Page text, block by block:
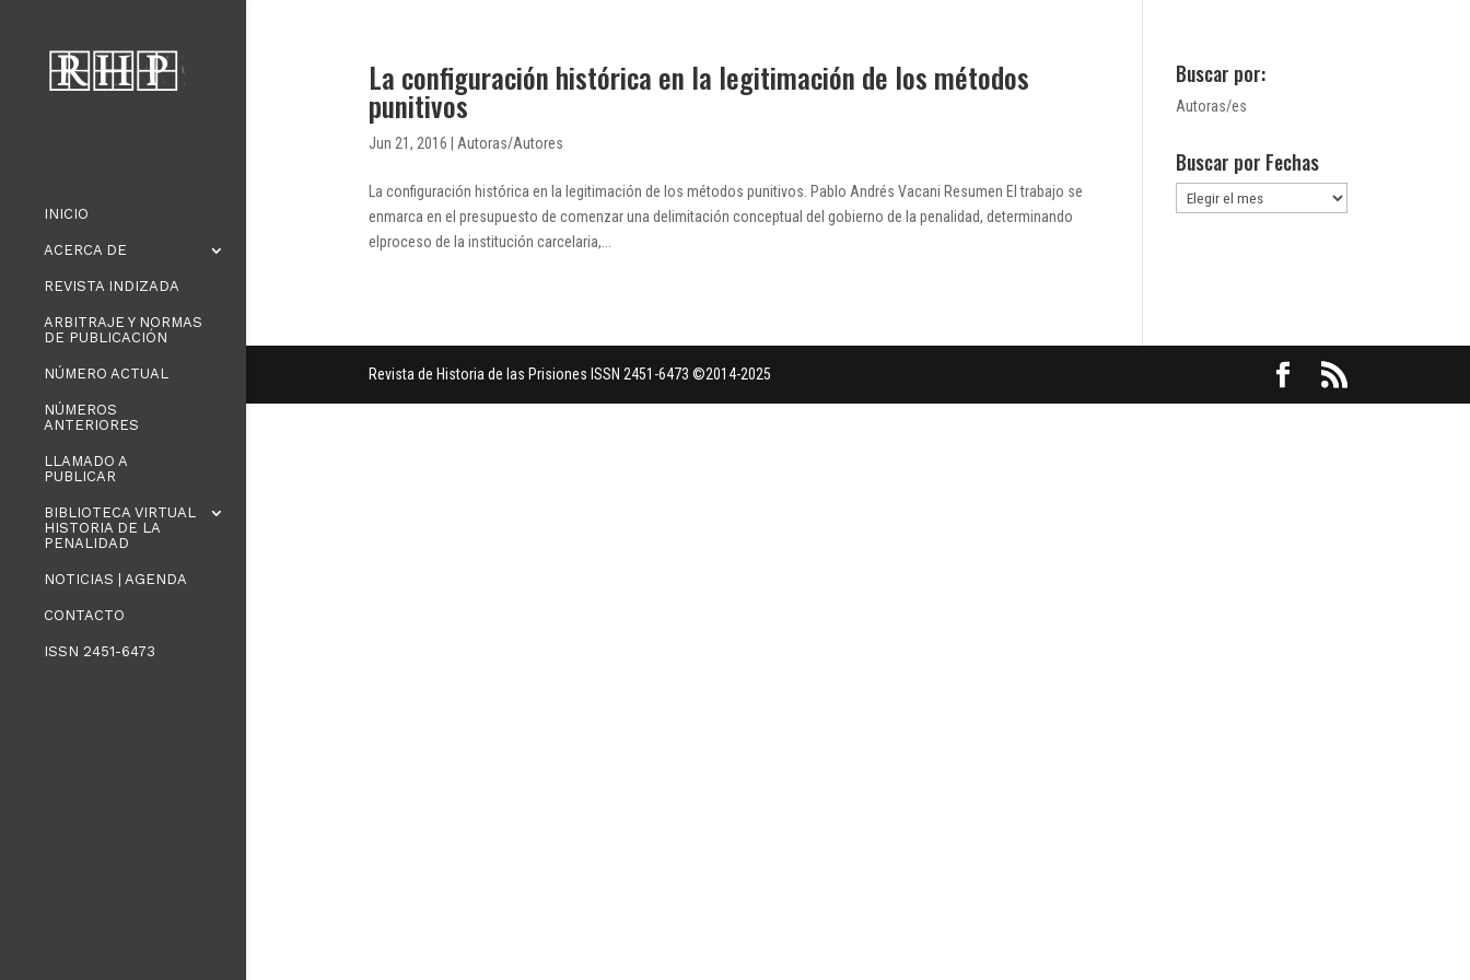
INICIO
ACERCA DE
REVISTA INDIZADA
ARBITRAJE Y NORMAS
DE PUBLICACIÓN
NÚMERO ACTUAL
NÚMEROS
ANTERIORES
LLAMADO A
PUBLICAR
BIBLIOTECA VIRTUAL
HISTORIA DE LA
PENALIDAD
NOTICIAS | AGENDA
CONTACTO
ISSN 2451-6473
La configuración histórica en la legitimación de los métodos
punitivos
Jun 21, 2016 Autoras/Autores
La configuración histórica en la legitimación de los métodos punitivos. Pablo Andrés Vacani Resumen El trabajo se
enmarca en el presupuesto de comenzar una delimitación conceptual del gobierno de la penalidad, determinando
elproceso de la institución carcelaria,...
Buscar por:
Autoras/es
Buscar por Fechas
Buscar
por
Revista de Historia de las Prisiones ISSN 2451-6473 ©2014-2025